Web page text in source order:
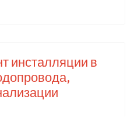
инсталляции в